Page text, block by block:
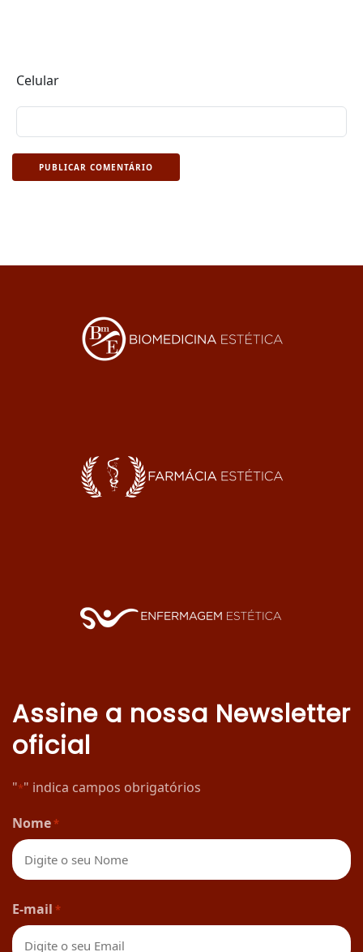
Celular
PUBLICAR COMENTÁRIO
Assine a nossa Newsletter
oficial
"*" indica campos obrigatórios
Nome*
E-mail *